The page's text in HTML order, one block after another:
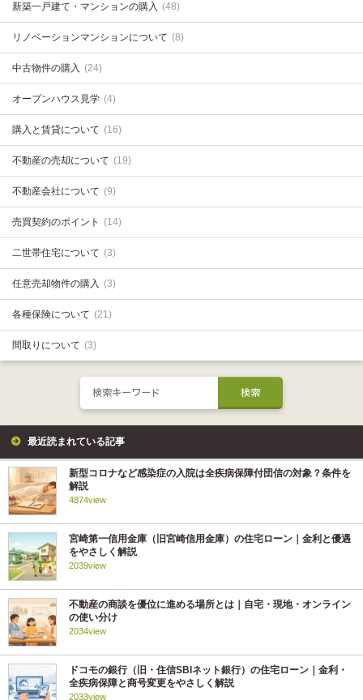
新築一戸建て・マンションの購入 (48)
リノベーションマンションについて (8)
中古物件の購入 (24)
オープンハウス見学 (4)
購入と賃貸について (16)
不動産の売却について (19)
不動産会社について (9)
売買契約のポイント (14)
二世帯住宅について (3)
任意売却物件の購入 (3)
各種保険について (21)
間取りについて (3)
最近読まれている記事
新型コロナなど感染症の入院は全疾病保障付団信の対象？条件を
解説
4874view
宮崎第一信用金庫（旧宮崎信用金庫）の住宅ローン｜金利と優遇
をやさしく解説
2039view
不動産の商談を優位に進める場所とは｜自宅・現地・オンライン
の使い分け
2034view
ドコモの銀行（旧・住信SBIネット銀行）の住宅ローン｜金利・
全疾病保障と商号変更をやさしく解説
2033view